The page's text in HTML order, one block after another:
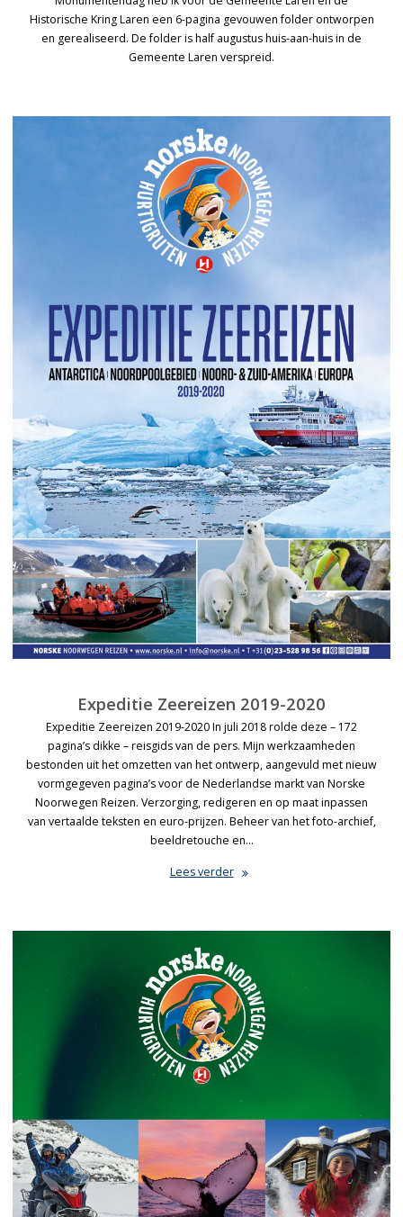
Historische Kring Laren een 6-pagina gevouwen folder ontworpen
en gerealiseerd. De folder is half augustus huis-aan-huis in de
Gemeente Laren verspreid.
Expeditie Zeereizen 2019-2020
Expeditie Zeereizen 2019-2020 In juli 2018 rolde deze – 172
pagina’s dikke – reisgids van de pers. Mijn werkzaamheden
bestonden uit het omzetten van het ontwerp, aangevuld met nieuw
vormgegeven pagina’s voor de Nederlandse markt van Norske
Noorwegen Reizen. Verzorging, redigeren en op maat inpassen
van vertaalde teksten en euro-prijzen. Beheer van het foto-archief,
beeldretouche en…
Lees verder